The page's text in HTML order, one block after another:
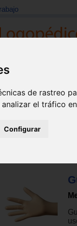
de rastreo
el tráfico
Configurar